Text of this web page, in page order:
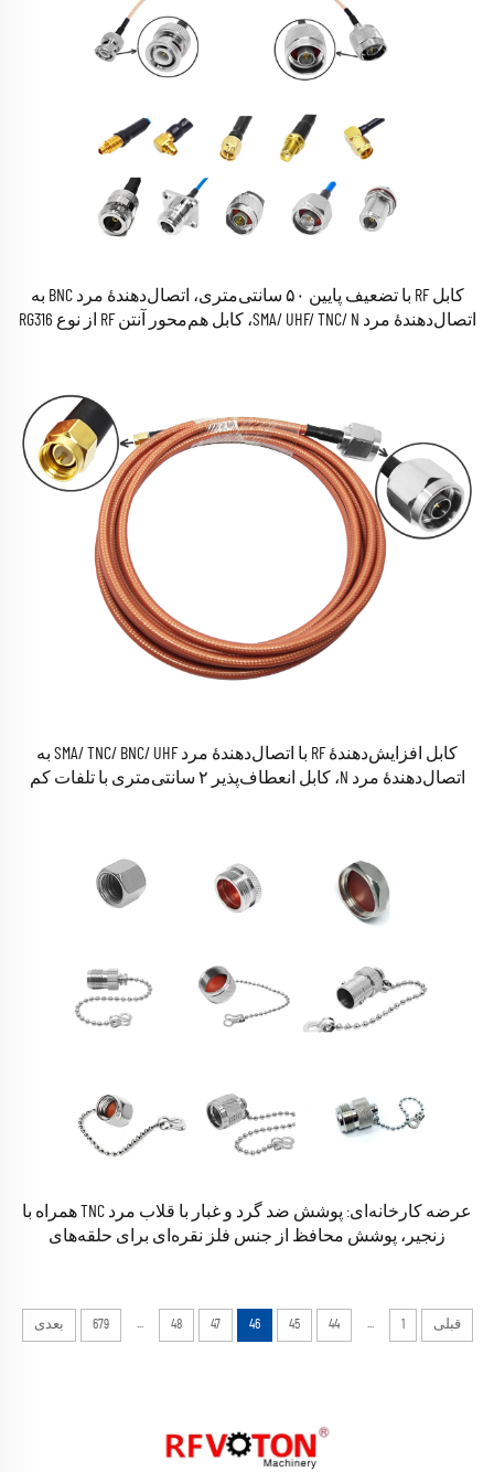
کابل RF با تضعیف پایین ۵۰ سانتی‌متری، اتصال‌دهندهٔ مرد BNC به
اتصال‌دهندهٔ مرد SMA/ UHF/ TNC/ N، کابل هم‌محور آنتن RF از نوع RG316
کابل افزایش‌دهندهٔ RF با اتصال‌دهندهٔ مرد SMA/ TNC/ BNC/ UHF به
اتصال‌دهندهٔ مرد N، کابل انعطاف‌پذیر ۲ سانتی‌متری با تلفات کم
عرضه کارخانه‌ای: پوشش ضد گرد و غبار با قلاب مرد TNC همراه با
زنجیر، پوشش محافظ از جنس فلز نقره‌ای برای حلقه‌های
قبلی 1
...
44
45
46
47
48
...
679 بعدی